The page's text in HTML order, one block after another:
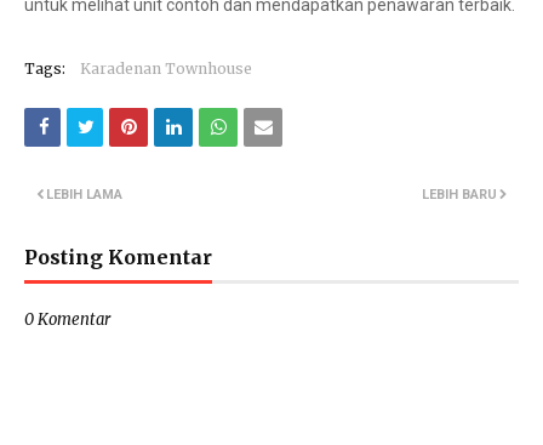
untuk melihat unit contoh dan mendapatkan penawaran terbaik.
Tags: Karadenan Townhouse
LEBIH BARU
LEBIH LAMA
Posting Komentar
0 Komentar